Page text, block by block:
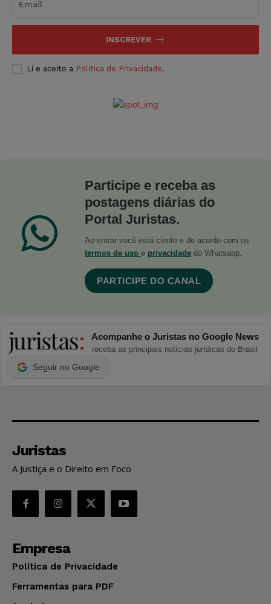
INSCREVER
Li e aceito a Política de Privacidade.
Participe e receba as
postagens diárias do
Portal Juristas.
Ao entrar você está ciente e de acordo com os
termos de uso e privacidade do Whatsapp.
PARTICIPE DO CANAL
Acompanhe o Juristas no Google News
receba as principais notícias jurídicas do Brasil
Seguir no Google
Juristas
A Justiça e o Direito em Foco
Empresa
Política de Privacidade
Ferramentas para PDF